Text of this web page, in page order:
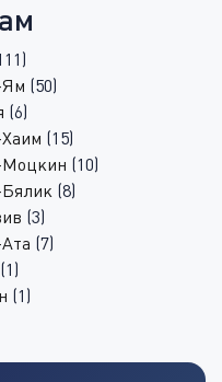
Ям (50)
(6)
(15)
(10)
(8)
(3)
(7)
(1)
(1)